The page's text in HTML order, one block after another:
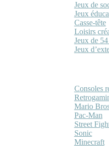
Jeux de
Jeux
Casse-tête
Loisirs
Jeux de
Jeux
Consoles
Mario
Pac-Man
Street
Sonic
Minecraft